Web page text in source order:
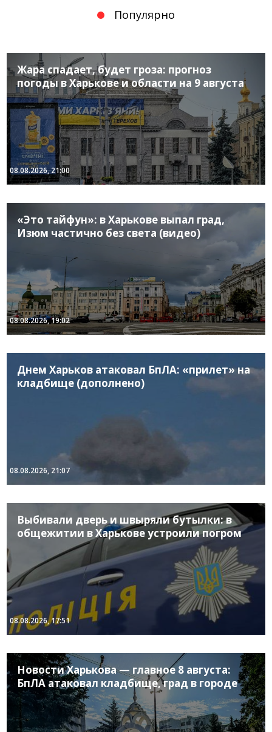
Популярно
Жара спадает, будет гроза: прогноз
погоды в Харькове и области на 9 августа
08.08.2026, 21:00
«Это тайфун»: в Харькове выпал град,
Изюм частично без света (видео)
08.08.2026, 19:02
Днем Харьков атаковал БпЛА: «прилет» на
кладбище (дополнено)
08.08.2026, 21:07
Выбивали дверь и швыряли бутылки: в
общежитии в Харькове устроили погром
08.08.2026, 17:51
Новости Харькова — главное 8 августа:
БпЛА атаковал кладбище, град в городе